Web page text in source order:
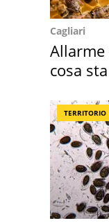
Cagliari
Allarme
cosa
TERRITORIO